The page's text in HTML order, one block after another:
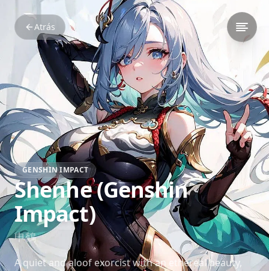
Atrás
GENSHIN IMPACT
Shenhe (Genshin
Impact)
申鶴
A quiet and aloof exorcist with an ethereal beauty,